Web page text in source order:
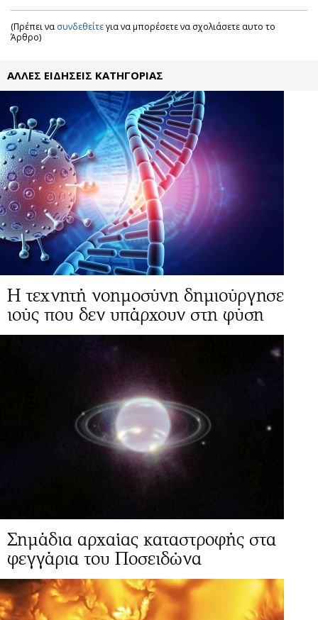
(Πρέπει να συνδεθείτεγια να μπορέσετε να σχολιάσετε αυτο το
Άρθρο)
ΑΛΛΕΣ ΕΙΔΗΣΕΙΣ ΚΑΤΗΓΟΡΙΑΣ
Η τεχνητή νοημοσύνη δημιούργησε
ιούς που δεν υπάρχουν στη φύση
Σημάδια αρχαίας καταστροφής στα
φεγγάρια του Ποσειδώνα